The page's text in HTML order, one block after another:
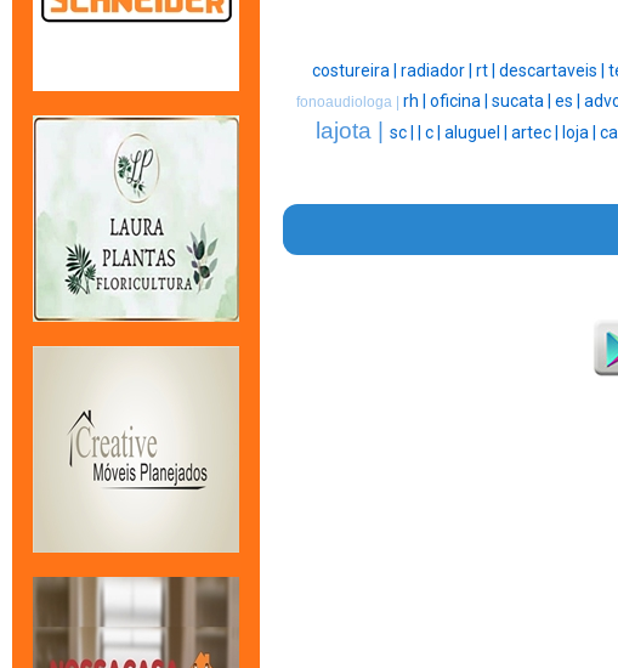
costureira | radiador | rt | descartaveis |
fonoaudiologa | rh | oficina | sucata | es |
lajota | sc | c | aluguel | artec | loja |